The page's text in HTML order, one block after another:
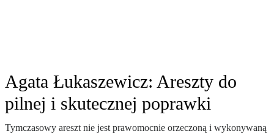
Agata Łukaszewicz: Areszty do
pilnej i skutecznej poprawki
Tymczasowy areszt nie jest prawomocnie orzeczoną i wykonywaną